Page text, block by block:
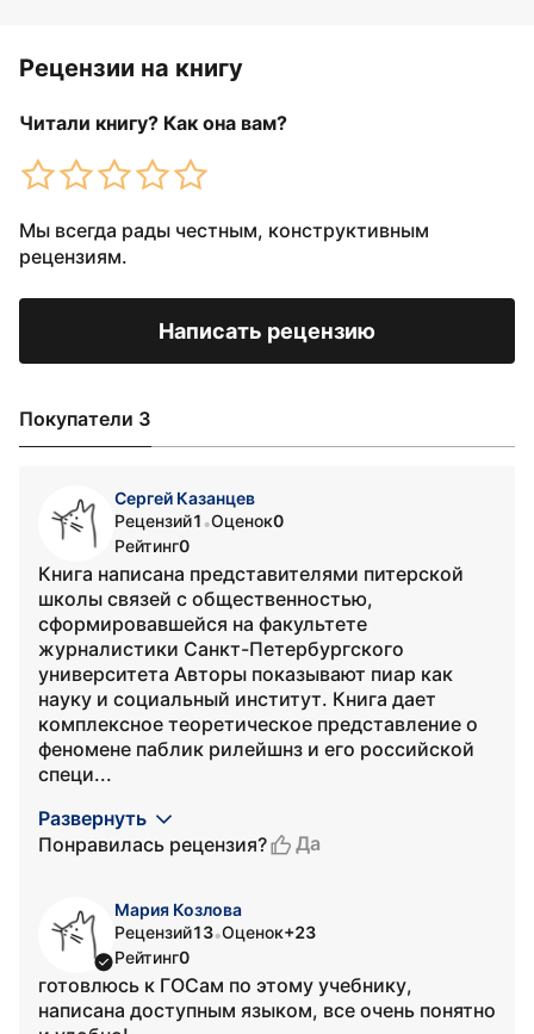
Рецензии на книгу
Читали книгу? Как она вам?
Мы всегда рады честным, конструктивным
рецензиям.
Написать рецензию
Покупатели 3
Сергей Казанцев
Рецензий1 •Оценок0
Рейтинг0
Книга написана представителями питерской
школы связей с общественностью,
сформировавшейся на факультете
журналистики Санкт-Петербургского
университета Авторы показывают пиар как
науку и социальный институт. Книга дает
комплексное теоретическое представление о
феномене паблик рилейшнз и его российской
специ...
Развернуть
Понравилась рецензия?
Да
Мария Козлова
Рецензий13•Оценок+23
Рейтинг0
готовлюсь к ГОСам по этому учебнику,
написана доступным языком, все очень понятно